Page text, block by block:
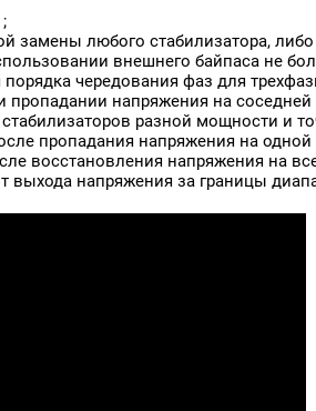
замены любого стабилизатора,
внешнего байпаса не
чередования фаз для
пропадании напряжения на соседней
разной мощности и
пропадания напряжения на
восстановления напряжения на
выхода напряжения за границы